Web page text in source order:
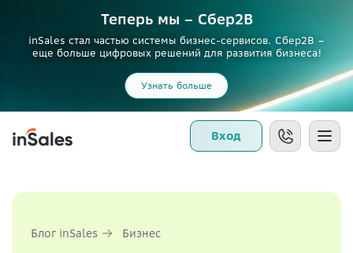
Теперь мы – Сбер2B
inSales стал частью системы бизнес-сервисов. Сбер2В –
еще больше цифровых решений для развития бизнеса!
Узнать больше
Вход
Блог inSales Бизнес